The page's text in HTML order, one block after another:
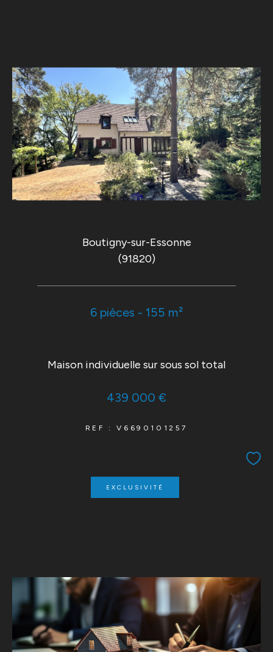
Boutigny-sur-Essonne
(91820)
6 pièces - 155 m²
Maison individuelle sur sous sol total
439 000 €
REF : V6690101257
EXCLUSIVITÉ